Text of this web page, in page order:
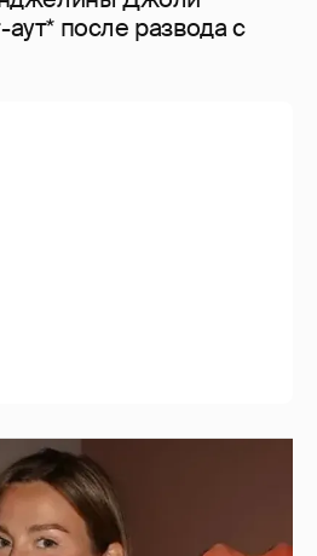
после развода с
инфлюенсерша Сидни
в том, что её рак